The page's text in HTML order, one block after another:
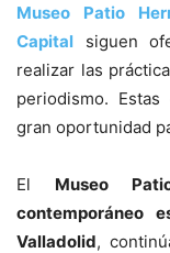
Museo Patio
Capital siguen
realizar las
periodismo.
gran oportunidad
El Museo
contemporáneo
Valladolid,